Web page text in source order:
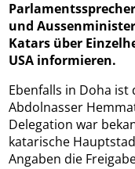
und
Katars über
USA informieren.
Ebenfalls in Doha
Abdolnasser
Delegation war
katarische
Angaben die